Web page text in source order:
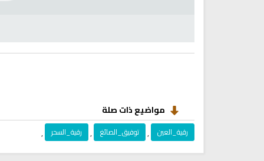
مواضيع ذات صلة
رقية_العين , توفيق_الصائغ , رقية_السحر ,
Ruqyah according to the Quran
Shariah Full Mishary